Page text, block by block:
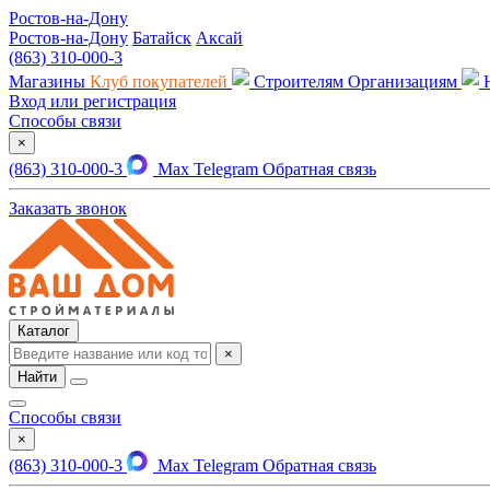
Ростов-на-Дону
Ростов-на-Дону Батайск Аксай
(863) 310-000-3
Магазины Клуб покупателей Строителям Организациям
Вход или регистрация
Способы связи
×
(863) 310-000-3 Max Telegram Обратная связь
Заказать звонок
Каталог
×
Найти
Способы связи
×
(863) 310-000-3 Max Telegram Обратная связь